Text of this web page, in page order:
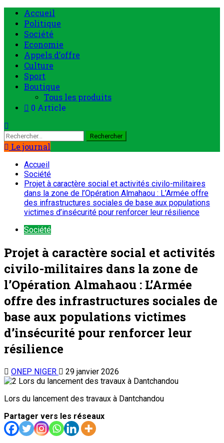
Accueil
Politique
Société
Economie
Appels d’offre
Culture
Sport
Boutique
Tous les produits
0 Article
Le journal
Accueil
Société
Projet à caractère social et activités civilo-militaires
dans la zone de l’Opération Almahaou : L’Armée offre
des infrastructures sociales de base aux populations
victimes d’insécurité pour renforcer leur résilience
Société
Projet à caractère social et activités
civilo-militaires dans la zone de
l’Opération Almahaou : L’Armée
offre des infrastructures sociales de
base aux populations victimes
d’insécurité pour renforcer leur
résilience
ONEP NIGER 29 janvier 2026
Lors du lancement des travaux à Dantchandou
Partager vers les réseaux